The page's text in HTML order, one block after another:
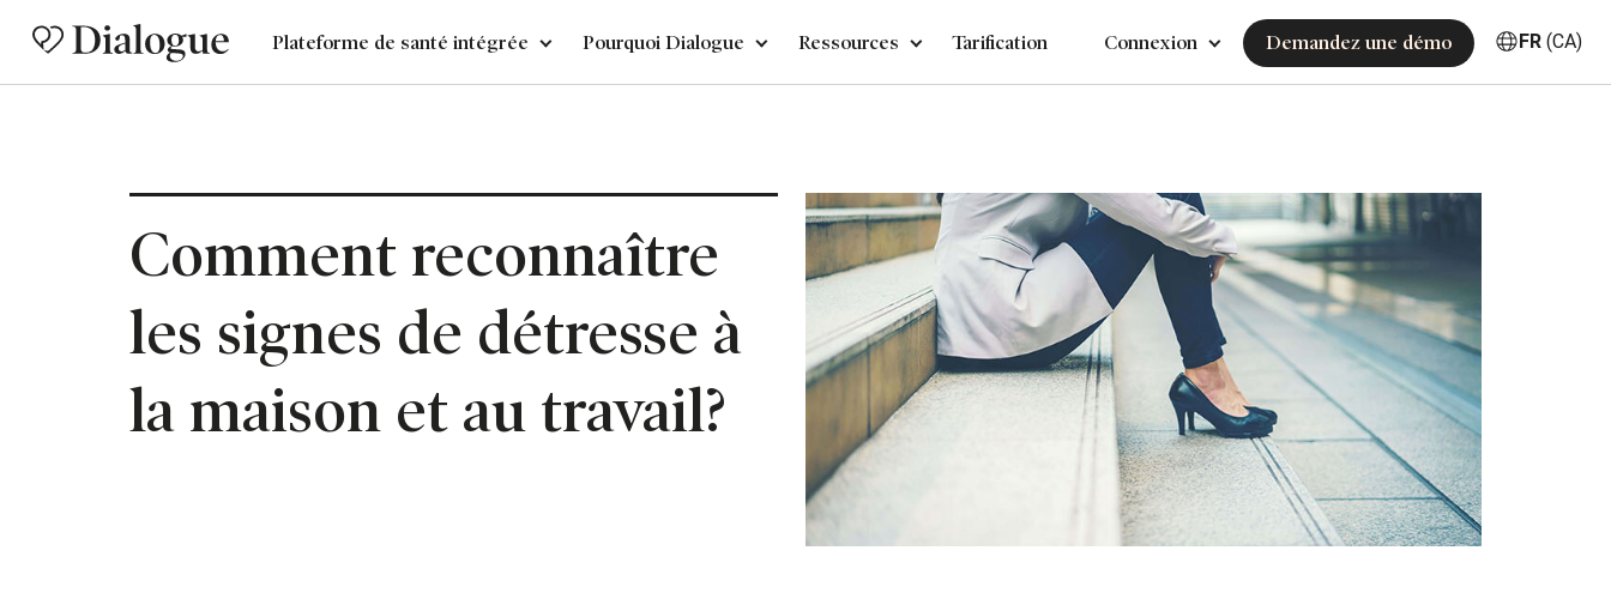
Plateforme de santé intégrée Pourquoi Dialogue Ressources Tarification Connexion Demandez une démo FR (CA)
Comment reconnaître
les signes de détresse à
la maison et au travail?